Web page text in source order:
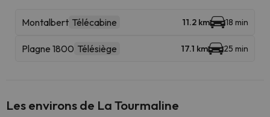
Montalbert Télécabine 11.2 km 18 min
Plagne 1800 Télésiège 17.1 km 25 min
Les environs de La Tourmaline